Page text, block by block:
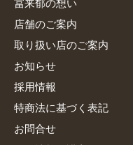
冨来郁の想い
店舗のご案内
取り扱い店のご案内
お知らせ
採用情報
特商法に基づく表記
お問合せ